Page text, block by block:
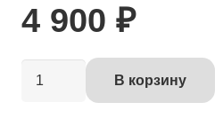
4 900 ₽
Количество
В корзину
Alternative: